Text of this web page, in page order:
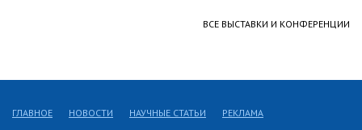
ВСЕ ВЫСТАВКИ И КОНФЕРЕНЦИИ
ГЛАВНОЕ НОВОСТИ НАУЧНЫЕ СТАТЬИ РЕКЛАМА